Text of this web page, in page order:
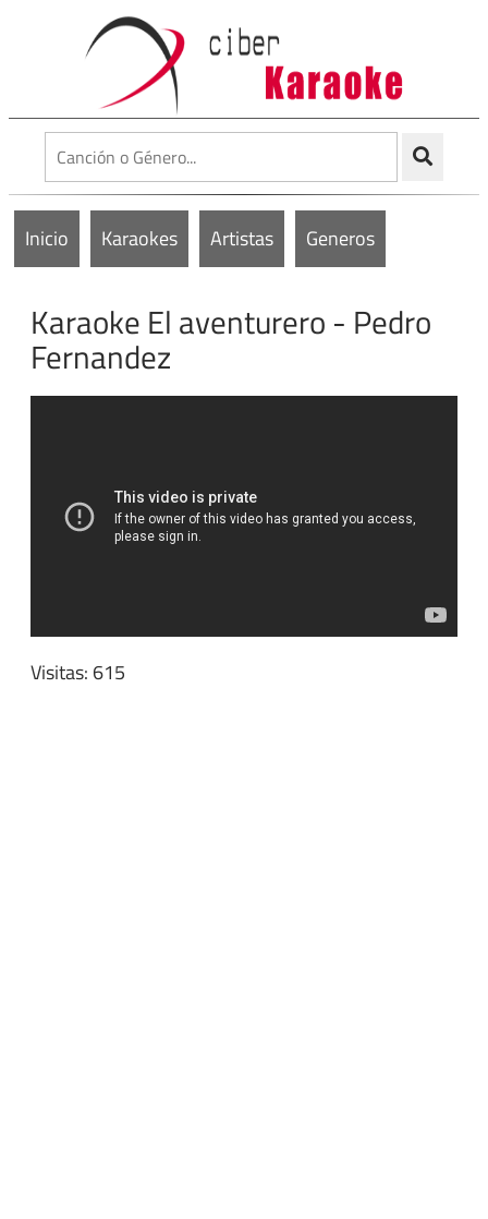
Inicio Karaokes Artistas Generos
Karaoke El aventurero - Pedro
Fernandez
Visitas: 615